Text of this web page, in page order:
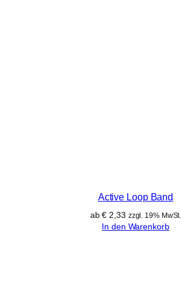
Active Loop Band
ab€ 2,33 zzgl. 19% MwSt.
In den Warenkorb